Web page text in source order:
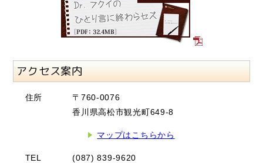
アクセス案内
住所
〒760-0076
香川県高松市観光町649-8
マップはこちらから
TEL
(087) 839-9620